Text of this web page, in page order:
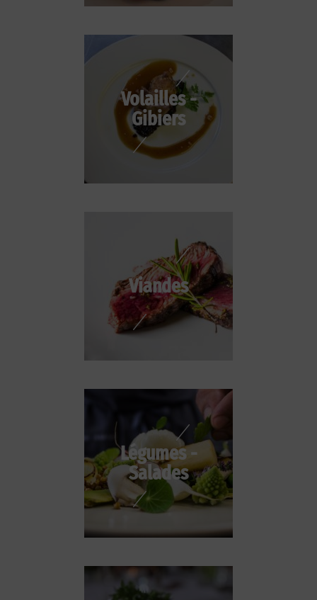
Volailles -
Gibiers
Viandes
Légumes -
Salades